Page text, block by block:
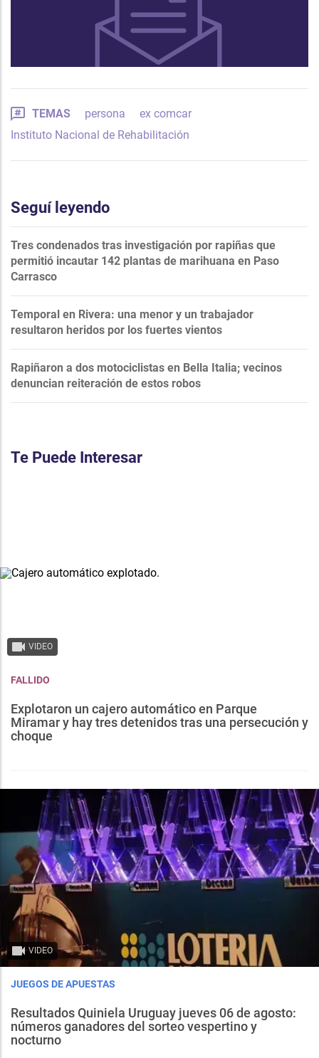
TEMAS persona
ex comcar
Instituto Nacional de Rehabilitación
Seguí leyendo
Tres condenados tras investigación por rapiñas que
permitió incautar 142 plantas de marihuana en Paso
Carrasco
Temporal en Rivera: una menor y un trabajador
resultaron heridos por los fuertes vientos
Rapiñaron a dos motociclistas en Bella Italia; vecinos
denuncian reiteración de estos robos
Te Puede Interesar
VIDEO
FALLIDO
Explotaron un cajero automático en Parque
Miramar y hay tres detenidos tras una persecución y
choque
VIDEO
JUEGOS DE APUESTAS
Resultados Quiniela Uruguay jueves 06 de agosto:
números ganadores del sorteo vespertino y
nocturno